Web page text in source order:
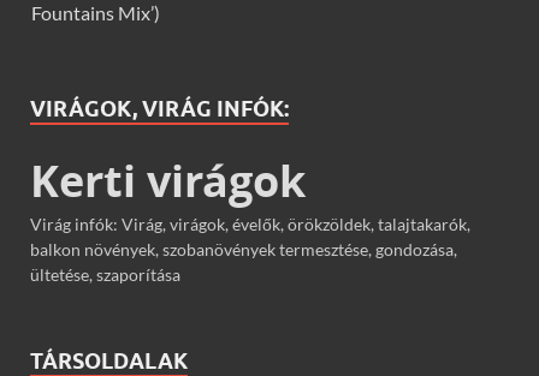
Fountains Mix’)
VIRÁGOK, VIRÁG INFÓK:
Kerti virágok
Virág infók: Virág, virágok, évelők, örökzöldek, talajtakarók,
balkon növények, szobanövények termesztése, gondozása,
ültetése, szaporítása
TÁRSOLDALAK